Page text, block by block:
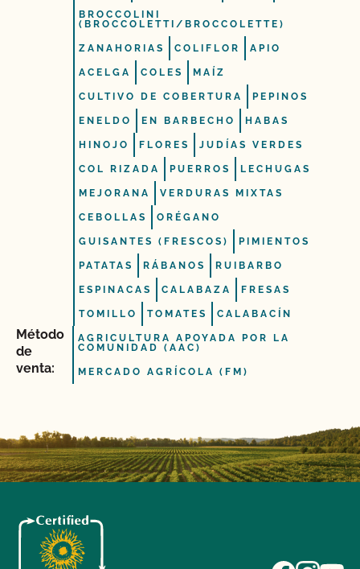
BROCCOLINI
(BROCCOLETTI/BROCCOLETTE)
ZANAHORIAS COLIFLOR APIO
ACELGA COLES MAÍZ
CULTIVO DE COBERTURA PEPINOS
ENELDO EN BARBECHO HABAS
HINOJO FLORES JUDÍAS VERDES
COL RIZADA PUERROS LECHUGAS
MEJORANA VERDURAS MIXTAS
CEBOLLAS ORÉGANO
GUISANTES (FRESCOS) PIMIENTOS
PATATAS RÁBANOS RUIBARBO
ESPINACAS CALABAZA FRESAS
TOMILLO TOMATES CALABACÍN
Método
de
venta:
AGRICULTURA APOYADA POR LA
COMUNIDAD (AAC)
MERCADO AGRÍCOLA (FM)